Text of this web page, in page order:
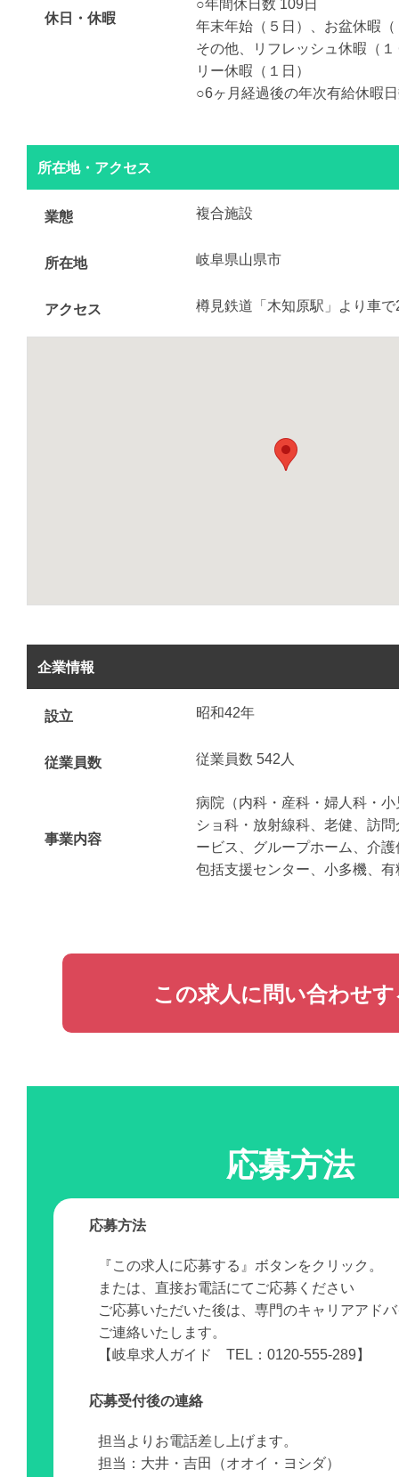
休日・休暇
○年間休日数 109日
年末年始（５日）、お盆休暇（
その他、リフレッシュ休暇（
リー休暇（１日）
○6ヶ月経過後の年次有給休暇
所在地・アクセス
業態 複合施設
所在地 岐阜県山県市
アクセス 樽見鉄道「木知原駅」より車で
企業情報
設立 昭和42年
従業員数 従業員数 542人
事業内容
病院（内科・産科・婦人科・
ショ科・放射線科、老健、訪
ービス、グループホーム、介
包括支援センター、小多機、
この求人に問い合わせ
応募方法
応募方法
『この求人に応募する』ボタンをクリック。
または、直接お電話にてご応募ください
ご応募いただいた後は、専門のキャリアアド
ご連絡いたします。
【岐阜求人ガイド TEL：0120-555-289】
応募受付後の連絡
担当よりお電話差し上げます。
担当：大井・吉田（オオイ・ヨシダ）